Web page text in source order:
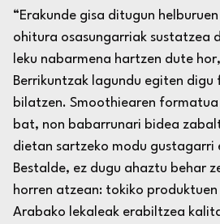
“Erakunde gisa ditugun
ohitura osasungarriak sustatzea
leku nabarmena hartzen dute
Berrikuntzak lagundu egiten digu
bilatzen. Smoothiearen
bat, non babarrunari bidea
dietan sartzeko modu gustagarri
Bestalde, ez dugu ahaztu behar
horren atzean: tokiko
Arabako lekaleak erabiltzea